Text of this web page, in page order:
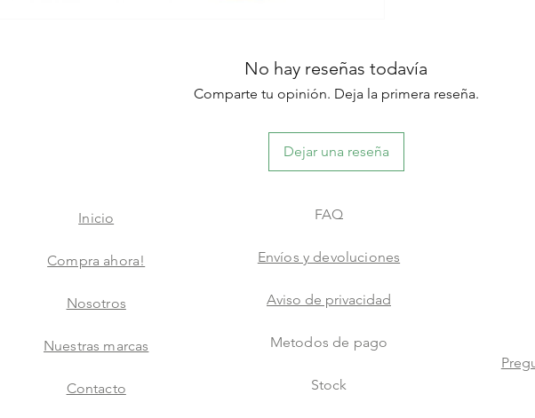
No hay reseñas todavía
Comparte tu opinión. Deja la primera reseña.
Dejar una reseña
Inicio
Compra ahora!
Nosotros
Nuestras marcas
Contacto
FAQ
Envíos y devoluciones
Aviso de privacidad
Metodos de pago
Stock